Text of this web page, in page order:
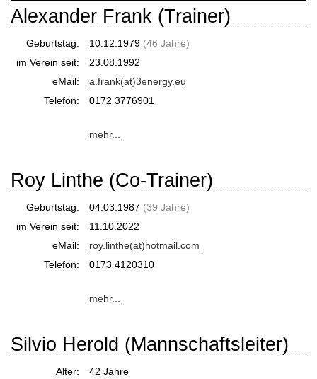
Alexander Frank (Trainer)
Geburtstag: 10.12.1979 (46 Jahre)
im Verein seit:
23.08.1992
eMail:
a.frank(at)3energy.eu
Telefon:
0172 3776901
mehr...
Roy Linthe (Co-Trainer)
Geburtstag: 04.03.1987 (39 Jahre)
im Verein seit:
11.10.2022
eMail:
roy.linthe(at)hotmail.com
Telefon:
0173 4120310
mehr...
Silvio Herold (Mannschaftsleiter)
Alter: 42 Jahre